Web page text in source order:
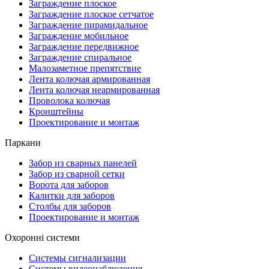
Заграждение плоское
Заграждение плоское сетчатое
Заграждение пирамидальное
Заграждение мобильное
Заграждение передвижное
Заграждение спиральное
Малозаметное препятствие
Лента колючая армированная
Лента колючая неармированная
Проволока колючая
Кронштейны
Проектирование и монтаж
Паркани
Забор из сварных панелей
Забор из сварной сетки
Ворота для заборов
Калитки для заборов
Столбы для заборов
Проектирование и монтаж
Охоронні системи
Системы сигнализации